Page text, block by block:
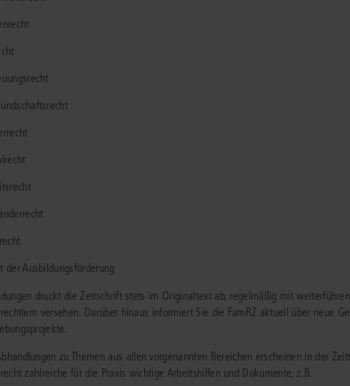
und Wohneigentumsrecht
der Ausbildungsförderung
druckt die Zeitschrift stets im Originaltext ab, regelmäßig mit
versehen. Darüber hinaus informiert Sie die FamRZ aktuell über neue
zu Themen aus allen vorgenannten Bereichen erscheinen in der
zahlreiche für die Praxis wichtige Arbeitshilfen und Dokumente, z.B.